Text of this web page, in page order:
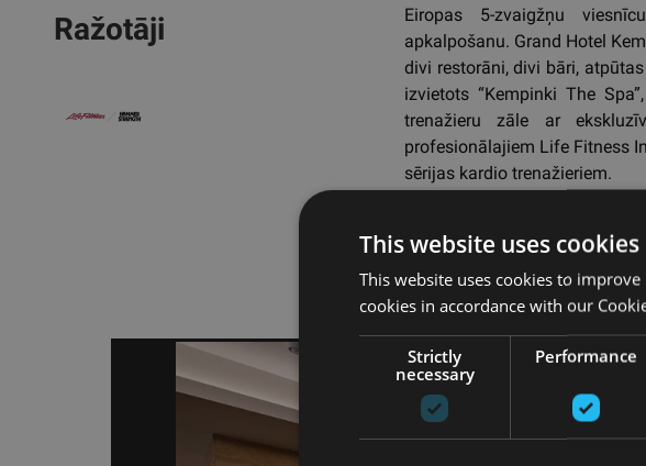
Ražotāji
Eiropas 5-zvaigžņu
apkalpošanu. Grand Hotel
divi restorāni, divi bāri,
izvietots “Kempinki The
trenažieru zāle ar
profesionālajiem Life Fitness
sērijas kardio trenažieriem.
Atpakaļ
This website uses cookies
This website uses cookies to
cookies in accordance with our
Strictly
necessary
Performance